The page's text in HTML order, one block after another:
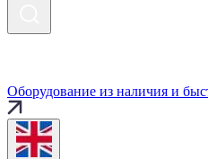
Оборудование из наличия и